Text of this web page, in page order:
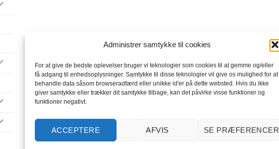
Administrer samtykke til cookies
For at give de bedste oplevelser bruger vi teknologier som cookies til at gemme og/eller
få adgang til enhedsoplysninger. Samtykke til disse teknologier vil give os mulighed for at
behandle data såsom browseradfærd eller unikke id'er på dette websted. Hvis du ikke
giver samtykke eller trækker dit samtykke tilbage, kan det påvirke visse funktioner og
funktioner negativt.
ACCEPTERE AFVIS SE PRÆFERENCER